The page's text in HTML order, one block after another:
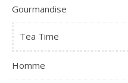
Gourmandise
Tea Time
Homme